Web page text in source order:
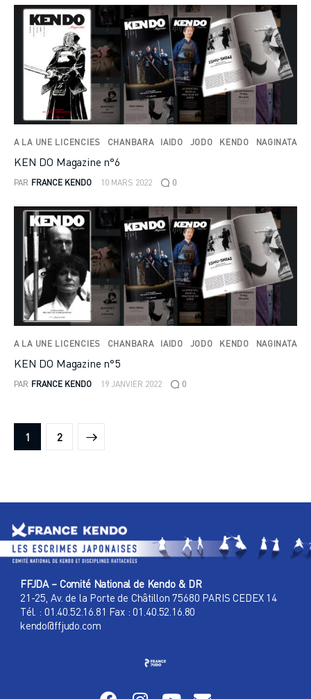
A LA UNE LICENCIES CHANBARA IAIDO JODO KENDO NAGINATA
KEN DO Magazine n°6
PAR FRANCE KENDO 10 MARS 2022 0
A LA UNE LICENCIES CHANBARA IAIDO JODO KENDO NAGINATA
KEN DO Magazine n°5
PAR FRANCE KENDO 19 JANVIER 2022 0
1 2
>
FFJDA – Comité National de Kendo & DR
21-25, Av. de la Porte de Châtillon 75680 PARIS CEDEX 14
Tél. : 01.40.52.16.81 Fax : 01.40.52.16.80
kendo@ffjudo.com